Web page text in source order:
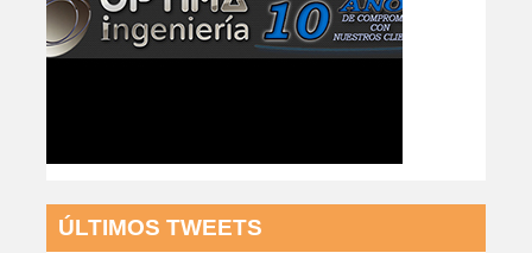
ÚLTIMOS TWEETS